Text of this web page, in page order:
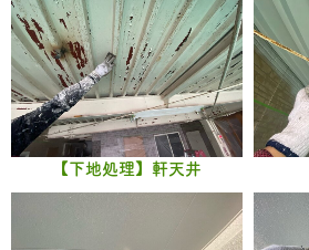
【下地処理】軒天井